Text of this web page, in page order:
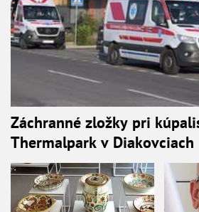
Záchranné zložky pri
Thermalpark v Diakovciach